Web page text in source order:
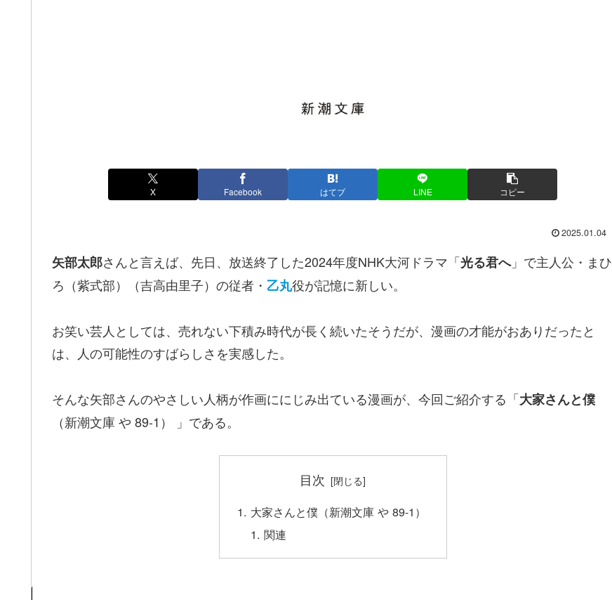
X Facebook はてブ LINE コピー
2025.01.04
矢部太郎さんと言えば、先日、放送終了した2024年度NHK大河ドラマ「光る君へ」で主人公・まひ
ろ（紫式部）（吉高由里子）の従者・ 乙丸役が記憶に新しい。
お笑い芸人としては、売れない下積み時代が長く続いたそうだが、漫画の才能がおありだったと
は、人の可能性のすばらしさを実感した。
そんな矢部さんのやさしい人柄が作画ににじみ出ている漫画が、今回ご紹介する「大家さんと僕
（新潮文庫 や 89-1） 」である。
目次
大家さんと僕（新潮文庫 や 89-1）
関連